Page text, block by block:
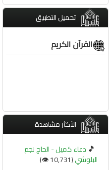
تحميل التطبيق
القرآن الكريم
الأكثر مشاهدة
🎵 دعاء كميل - الحاج نجم
البلوشي(10,731 👁️)